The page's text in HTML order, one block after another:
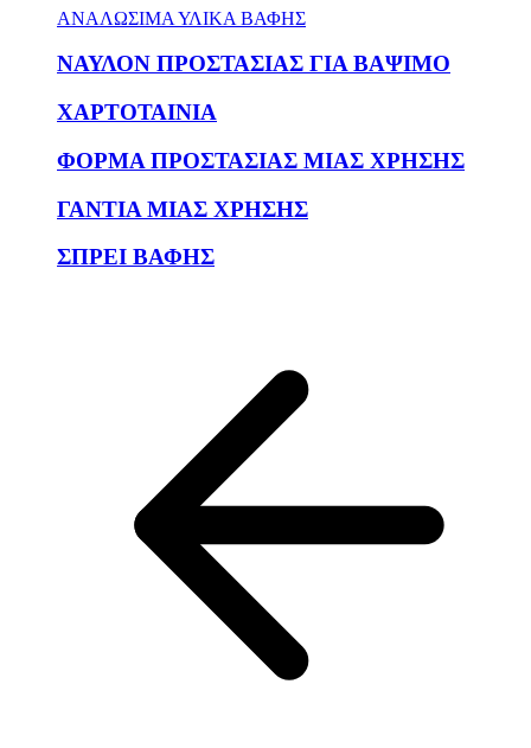
ΑΝΑΛΩΣΙΜΑ ΥΛΙΚΑ ΒΑΦΗΣ
ΝΑΥΛΟΝ ΠΡΟΣΤΑΣΙΑΣ ΓΙΑ ΒΑΨΙΜΟ
ΧΑΡΤΟΤΑΙΝΙΑ
ΦΟΡΜΑ ΠΡΟΣΤΑΣΙΑΣ ΜΙΑΣ ΧΡΗΣΗΣ
ΓΑΝΤΙΑ ΜΙΑΣ ΧΡΗΣΗΣ
ΣΠΡΕΙ ΒΑΦΗΣ